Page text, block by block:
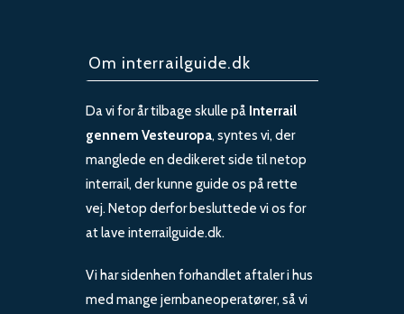
Om interrailguide.dk
Da vi for år tilbage skulle på Interrail
gennem Vesteuropa, syntes vi, der
manglede en dedikeret side til netop
interrail, der kunne guide os på rette
vej. Netop derfor besluttede vi os for
at lave interrailguide.dk.
Vi har sidenhen forhandlet aftaler i hus
med mange jernbaneoperatører, så vi